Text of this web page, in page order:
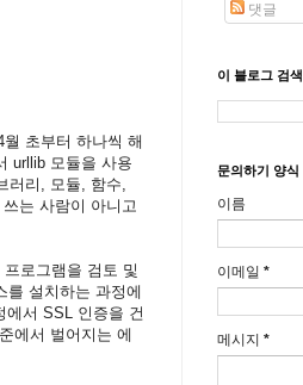
초부터 하나씩 해
urllib 모듈을 사용
러리, 모듈, 함수,
는 사람이 아니고
로그램을 검토 및
를 설치하는 과정에
서 SSL 인증을 건
에서 벌어지는 에
댓글
이 블로그 검색
문의하기 양식
이름
이메일 *
메시지 *